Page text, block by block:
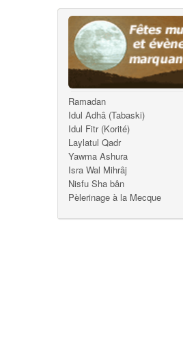
Ramadan
Idul Adhâ (Tabaski)
Idul Fitr (Korité)
Laylatul Qadr
Yawma Ashura
Isra Wal Mihrâj
Nisfu Sha bân
Pèlerinage à la Mecque